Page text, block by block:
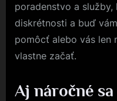
poradenstvo a
diskrétnosti a buď
pomôcť alebo vás len
vlastne začať.
Aj náročné